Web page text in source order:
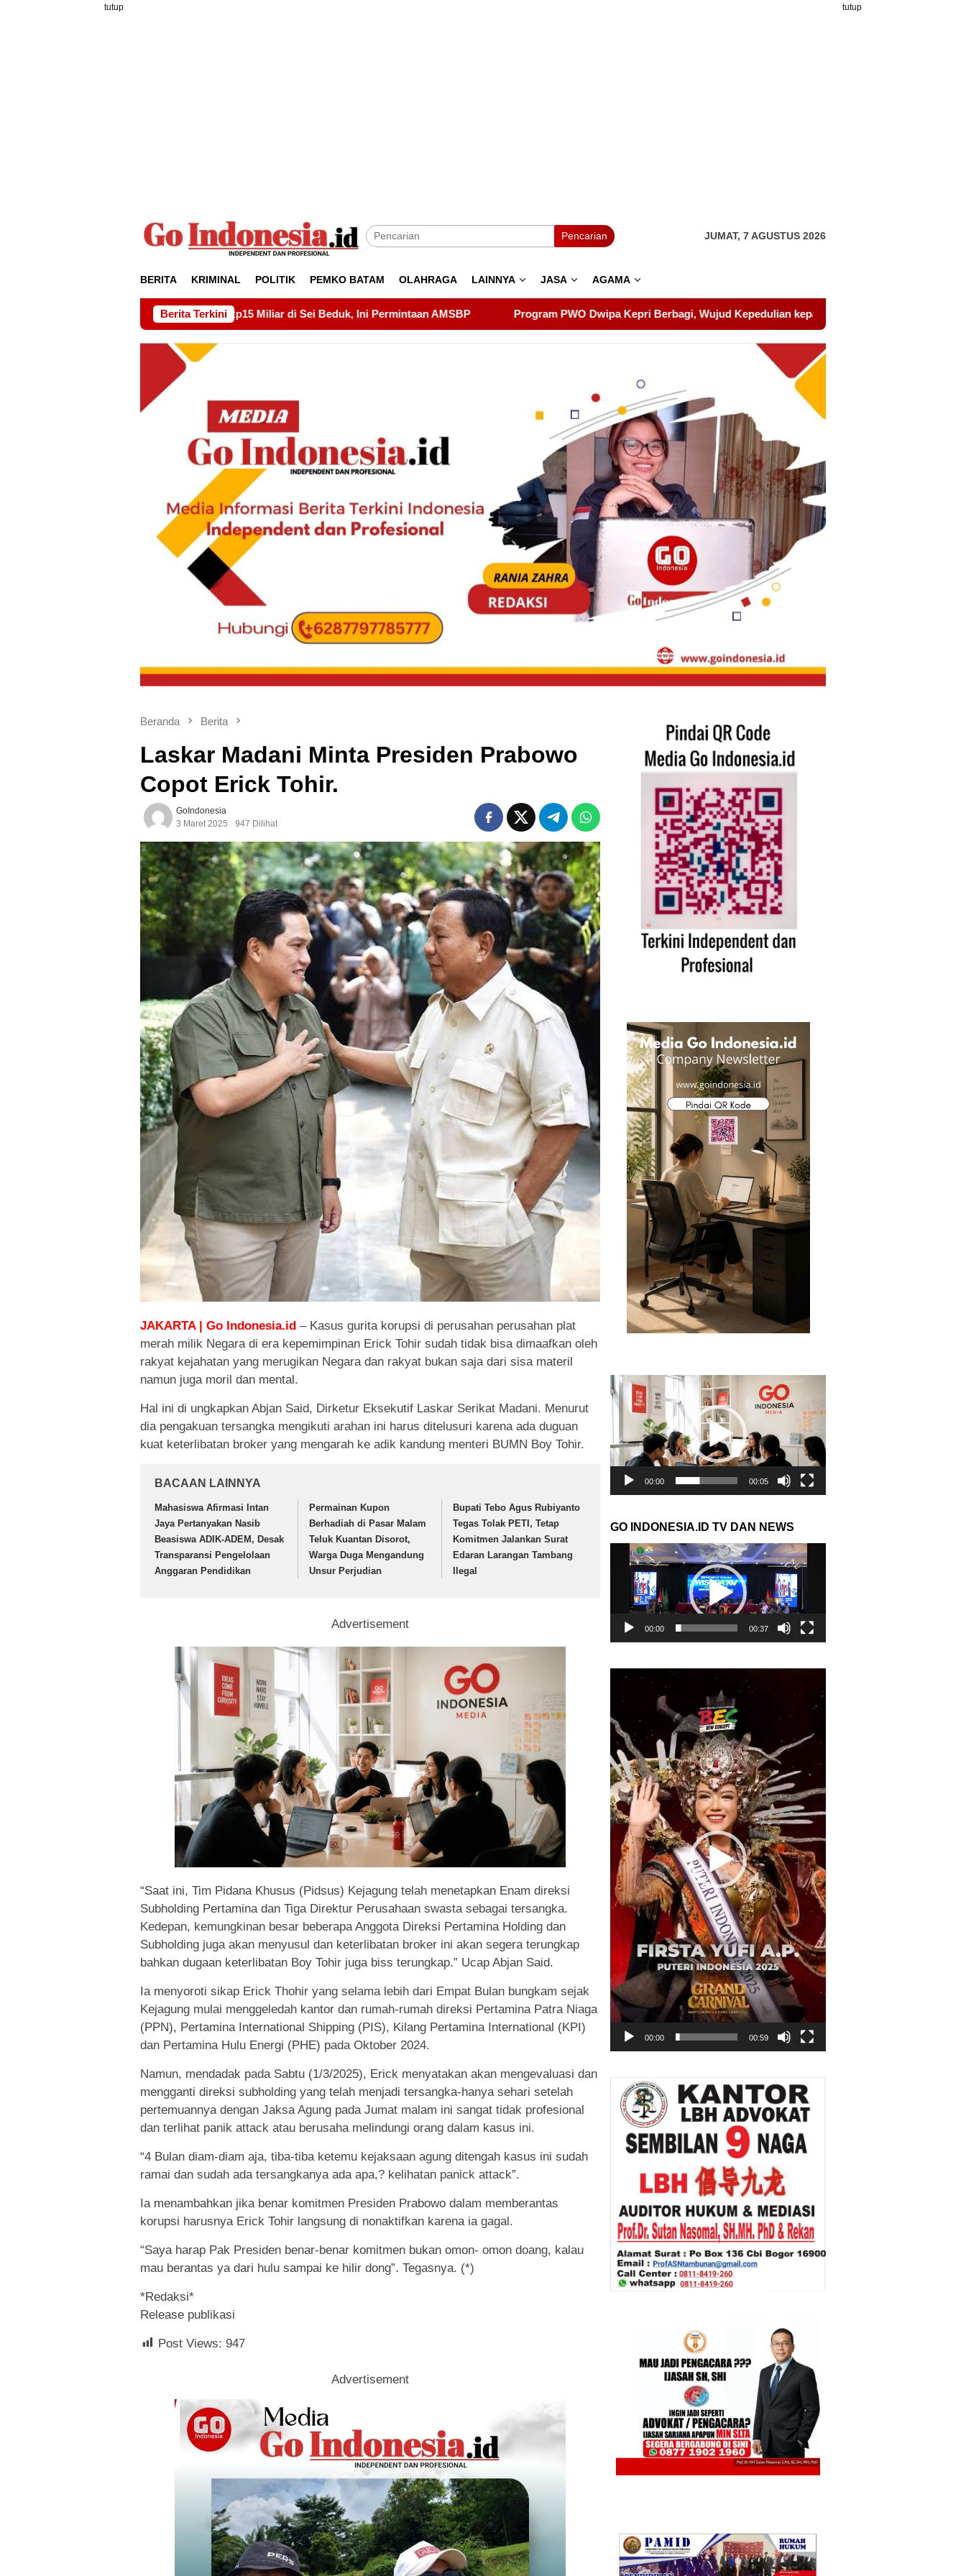
tutup tutup
Pencarian JUMAT, 7 AGUSTUS 2026
BERITA KRIMINAL POLITIK PEMKO BATAM OLAHRAGA LAINNYA JASA AGAMA
Berita Terkini
Drainase Rp15 Miliar di Sei Beduk, Ini Permintaan AMSBP Program PWO Dwipa Kepri Berbagi, Wujud Kepedulian kepada Pondok Tahfidz Yatim dan Dhuafa Al-Aqsho Batam
Beranda Berita
Laskar Madani Minta Presiden Prabowo
Copot Erick Tohir.
GoIndonesia
3 Maret 2025
947 Dilihat
JAKARTA | Go Indonesia.id – Kasus gurita korupsi di perusahan perusahan plat
merah milik Negara di era kepemimpinan Erick Tohir sudah tidak bisa dimaafkan oleh
rakyat kejahatan yang merugikan Negara dan rakyat bukan saja dari sisa materil
namun juga moril dan mental.
Hal ini di ungkapkan Abjan Said, Dirketur Eksekutif Laskar Serikat Madani. Menurut
dia pengakuan tersangka mengikuti arahan ini harus ditelusuri karena ada duguan
kuat keterlibatan broker yang mengarah ke adik kandung menteri BUMN Boy Tohir.
BACAAN LAINNYA
Mahasiswa Afirmasi Intan
Jaya Pertanyakan Nasib
Beasiswa ADIK-ADEM, Desak
Transparansi Pengelolaan
Anggaran Pendidikan
Permainan Kupon
Berhadiah di Pasar Malam
Teluk Kuantan Disorot,
Warga Duga Mengandung
Unsur Perjudian
Bupati Tebo Agus Rubiyanto
Tegas Tolak PETI, Tetap
Komitmen Jalankan Surat
Edaran Larangan Tambang
Ilegal
Advertisement
“Saat ini, Tim Pidana Khusus (Pidsus) Kejagung telah menetapkan Enam direksi
Subholding Pertamina dan Tiga Direktur Perusahaan swasta sebagai tersangka.
Kedepan, kemungkinan besar beberapa Anggota Direksi Pertamina Holding dan
Subholding juga akan menyusul dan keterlibatan broker ini akan segera terungkap
bahkan dugaan keterlibatan Boy Tohir juga biss terungkap.” Ucap Abjan Said.
Ia menyoroti sikap Erick Thohir yang selama lebih dari Empat Bulan bungkam sejak
Kejagung mulai menggeledah kantor dan rumah-rumah direksi Pertamina Patra Niaga
(PPN), Pertamina International Shipping (PIS), Kilang Pertamina International (KPI)
dan Pertamina Hulu Energi (PHE) pada Oktober 2024.
Namun, mendadak pada Sabtu (1/3/2025), Erick menyatakan akan mengevaluasi dan
mengganti direksi subholding yang telah menjadi tersangka-hanya sehari setelah
pertemuannya dengan Jaksa Agung pada Jumat malam ini sangat tidak profesional
dan terlihat panik attack atau berusaha melindungi orang dalam kasus ini.
“4 Bulan diam-diam aja, tiba-tiba ketemu kejaksaan agung ditengah kasus ini sudah
ramai dan sudah ada tersangkanya ada apa,? kelihatan panick attack”.
Ia menambahkan jika benar komitmen Presiden Prabowo dalam memberantas
korupsi harusnya Erick Tohir langsung di nonaktifkan karena ia gagal.
“Saya harap Pak Presiden benar-benar komitmen bukan omon- omon doang, kalau
mau berantas ya dari hulu sampai ke hilir dong”. Tegasnya. (*)
*Redaksi*
Release publikasi
Post Views: 947
Advertisement
Pemutar
Video
00:00 00:05
GO INDONESIA.ID TV DAN NEWS
Pemutar
Video
00:00 00:37
Pemutar
00:00 00:59